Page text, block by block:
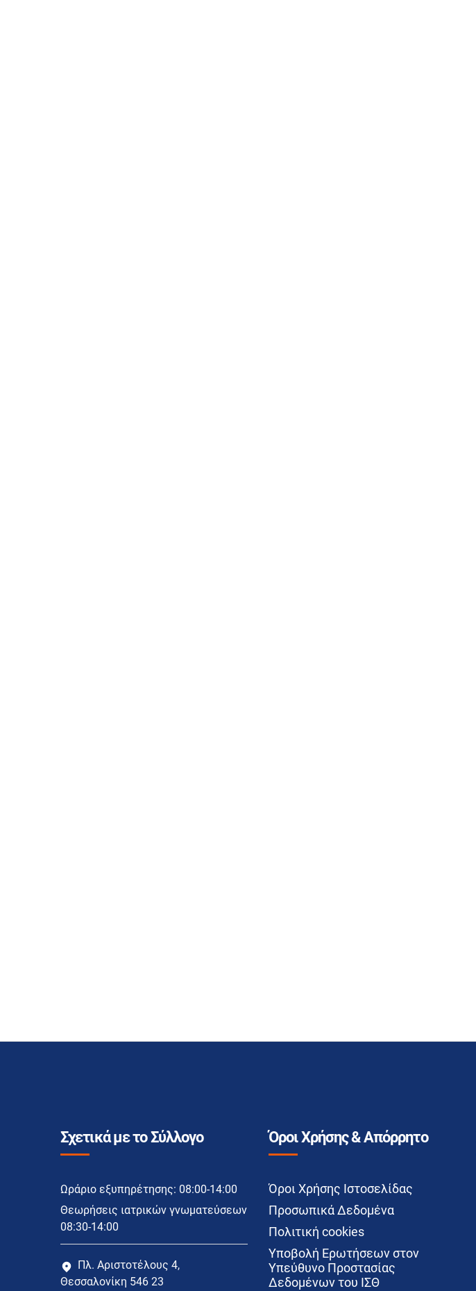
Σχετικά με το Σύλλογο
Ωράριο εξυπηρέτησης: 08:00-14:00
Θεωρήσεις ιατρικών γνωματεύσεων
08:30-14:00
Πλ. Αριστοτέλους 4,
Θεσσαλονίκη 546 23
Όροι Χρήσης & Απόρρητο
Όροι Χρήσης Ιστοσελίδας
Προσωπικά Δεδομένα
Πολιτική cookies
Υποβολή Ερωτήσεων στον
Υπεύθυνο Προστασίας
Δεδομένων του ΙΣΘ